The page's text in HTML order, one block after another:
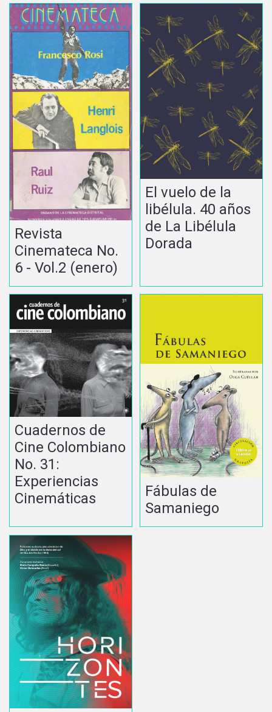
Revista
Cinemateca No.
6 - Vol.2 (enero)
El vuelo de la
libélula. 40 años
de La Libélula
Dorada
Cuadernos de
Cine Colombiano
No. 31:
Experiencias
Cinemáticas
Fábulas de
Samaniego